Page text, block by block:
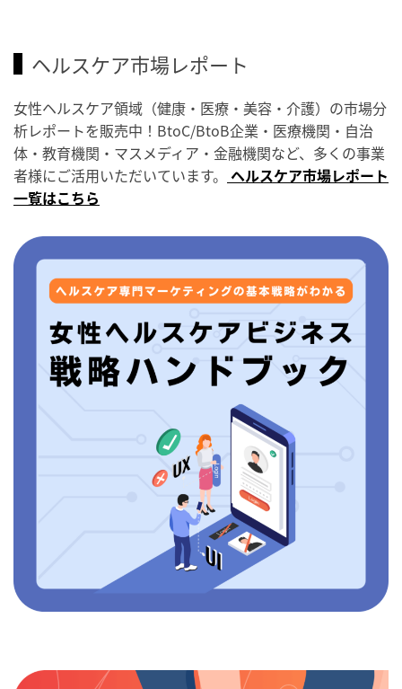
ヘルスケア市場レポート
女性ヘルスケア領域（健康・医療・美容・介護）の市場分
析レポートを販売中！BtoC/BtoB企業・医療機関・自治
体・教育機関・マスメディア・金融機関など、多くの事業
者様にご活用いただいています。 ヘルスケア市場レポート
一覧はこちら